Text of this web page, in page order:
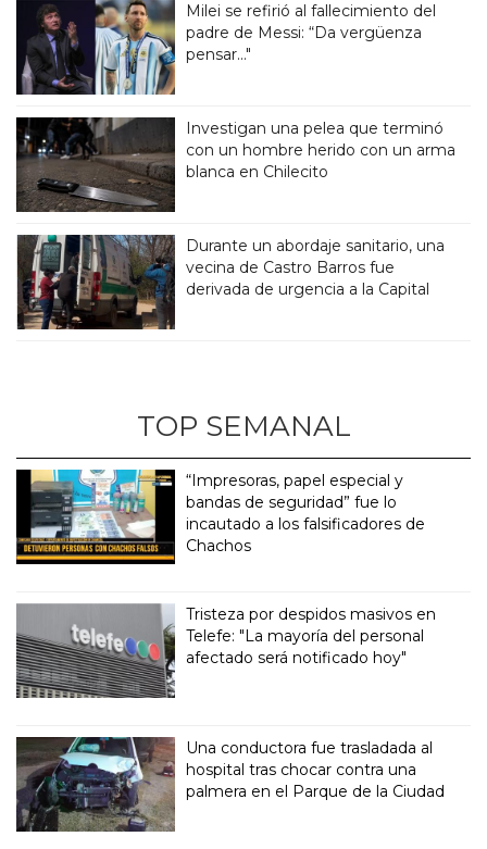
Milei se refirió al fallecimiento del
padre de Messi: “Da vergüenza
pensar..."
Investigan una pelea que terminó
con un hombre herido con un arma
blanca en Chilecito
Durante un abordaje sanitario, una
vecina de Castro Barros fue
derivada de urgencia a la Capital
TOP SEMANAL
“Impresoras, papel especial y
bandas de seguridad” fue lo
incautado a los falsificadores de
Chachos
Tristeza por despidos masivos en
Telefe: "La mayoría del personal
afectado será notificado hoy"
Una conductora fue trasladada al
hospital tras chocar contra una
palmera en el Parque de la Ciudad